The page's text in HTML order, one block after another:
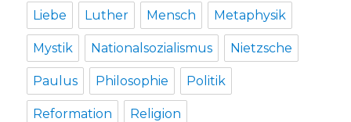
Liebe Luther Mensch Metaphysik
Mystik Nationalsozialismus Nietzsche
Paulus Philosophie Politik
Reformation Religion